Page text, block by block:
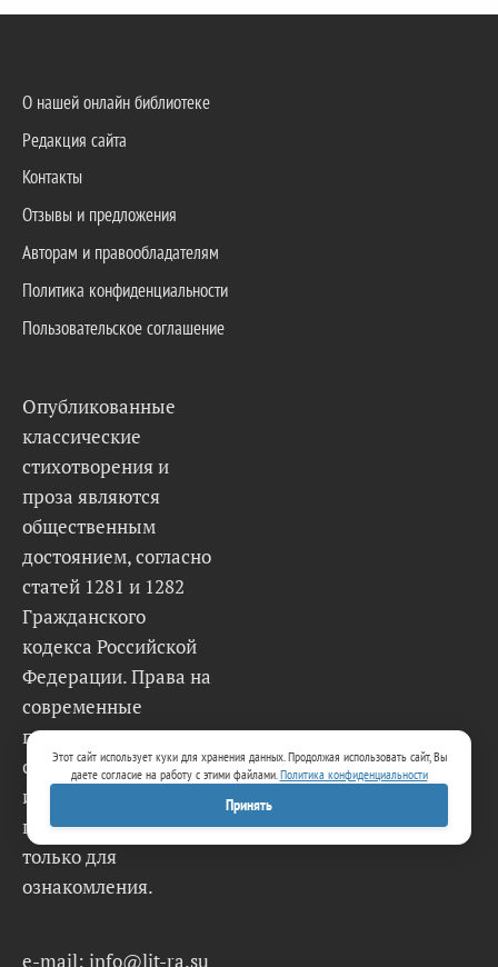
О нашей онлайн библиотеке
Редакция сайта
Контакты
Отзывы и предложения
Авторам и правообладателям
Политика конфиденциальности
Пользовательское соглашение
Опубликованные
классические
стихотворения и
проза являются
общественным
достоянием, согласно
статей 1281 и 1282
Гражданского
кодекса Российской
Федерации. Права на
современные
произведения и
стихи принадлежат
их авторам и
представлены
только для
ознакомления.
e-mail: info@lit-ra.su
Этот сайт использует куки для хранения данных. Продолжая использовать сайт, Вы
даете согласие на работу с этими файлами.Политика конфиденциальности
Принять